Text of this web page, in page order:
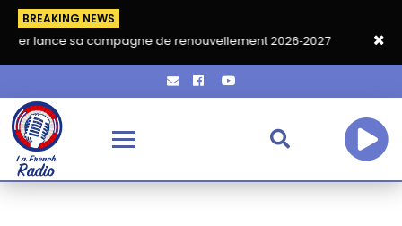
BREAKING NEWS
campagne de renouvellement 2026‑2027 Grand café de